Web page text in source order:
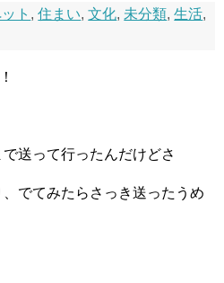
ト ,住まい,文化, 未分類,生活,
送って行ったんだけどさ
でてみたらさっき送ったうめ